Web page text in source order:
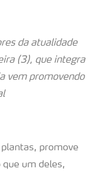
da atualidade
(3), que integra
vem promovendo
promove
um deles,